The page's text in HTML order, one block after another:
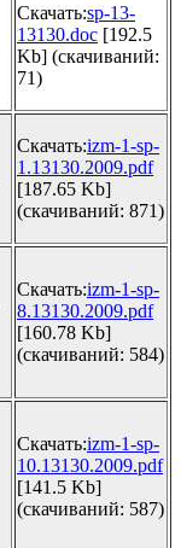
Скачать:sp-13-
13130.doc [192.5
Kb] (cкачиваний:
71)
Скачать:izm-1-sp-
1.13130.2009.pdf
[187.65 Kb]
(cкачиваний: 871)
Скачать:izm-1-sp-
8.13130.2009.pdf
[160.78 Kb]
(cкачиваний: 584)
Скачать:izm-1-sp-
10.13130.2009.pdf
[141.5 Kb]
(cкачиваний: 587)